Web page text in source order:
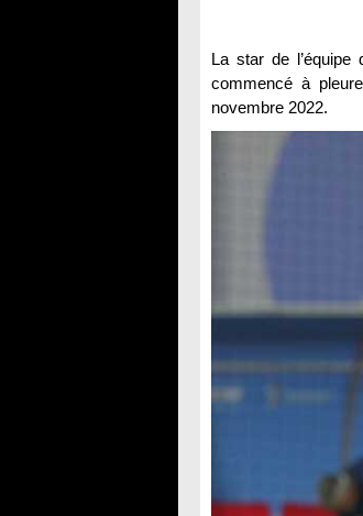
La star de l’équipe
commencé à
novembre 2022.